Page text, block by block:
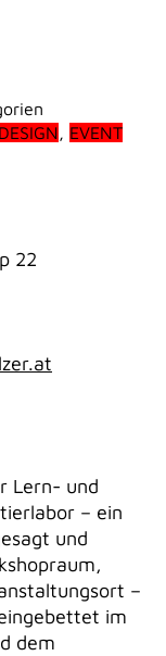
, EVENT
22
Lern- und
– ein
und
–
im
dem